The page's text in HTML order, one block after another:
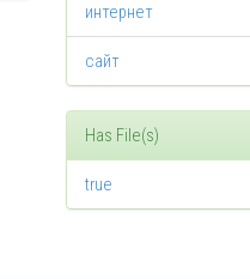
интернет
сайт
Has File(s)
true